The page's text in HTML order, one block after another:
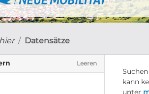
Datensätze
Leeren
kann
unter